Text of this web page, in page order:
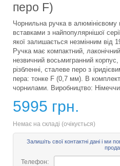
перо F)
Чорнильна ручка в алюмінієвому
вставками з найпопулярнішої
якої залишається незмінним від
Ручка має компактний,
незвичний восьмигранний
різбленні, сталеве перо з
пера: тонке F (0,7 мм). В
чорнилами. Виробництво:
5995 грн.
Немає на складі (очікується)
Залишіть свої контактні дані і ми
Телефон: